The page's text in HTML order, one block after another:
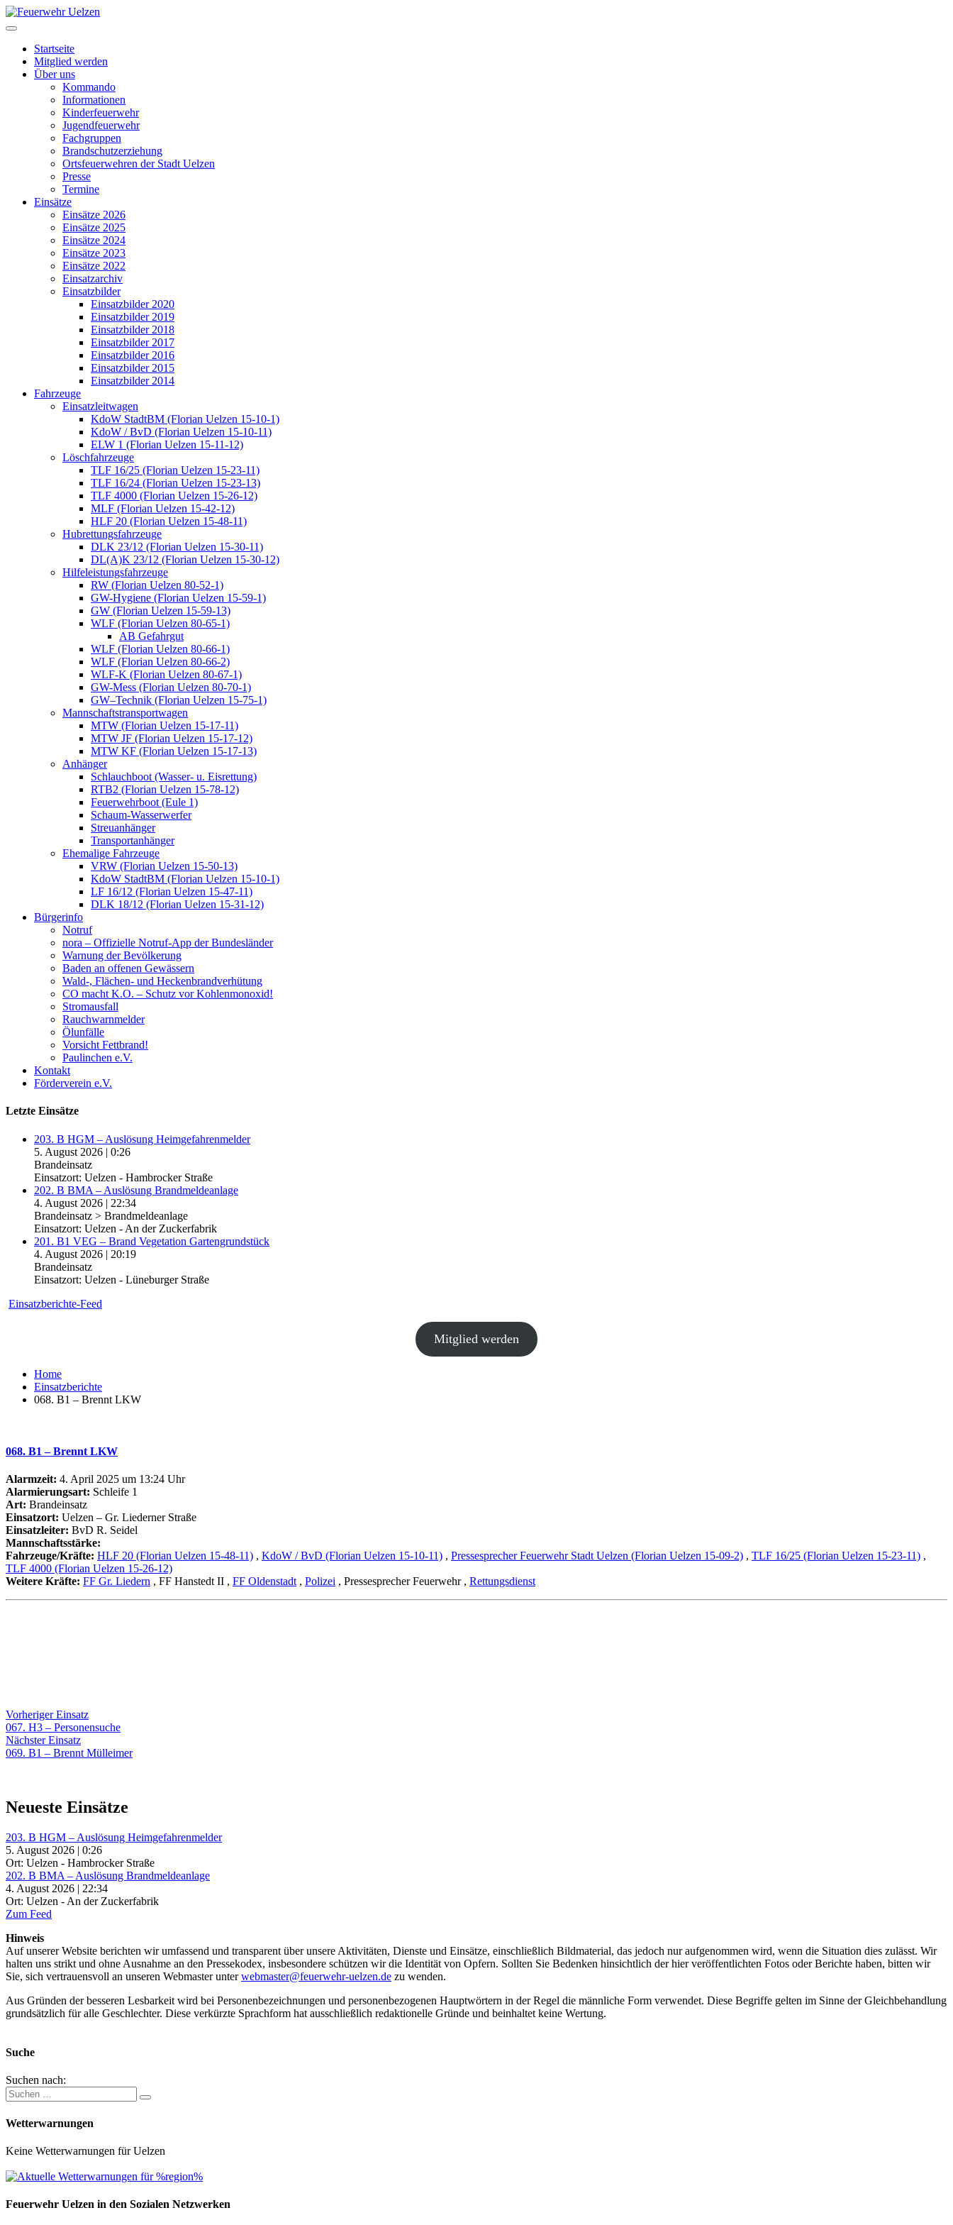
Startseite
Mitglied werden
Über uns
Kommando
Informationen
Kinderfeuerwehr
Jugendfeuerwehr
Fachgruppen
Brandschutzerziehung
Ortsfeuerwehren der Stadt Uelzen
Presse
Termine
Einsätze
Einsätze 2026
Einsätze 2025
Einsätze 2024
Einsätze 2023
Einsätze 2022
Einsatzarchiv
Einsatzbilder
Einsatzbilder 2020
Einsatzbilder 2019
Einsatzbilder 2018
Einsatzbilder 2017
Einsatzbilder 2016
Einsatzbilder 2015
Einsatzbilder 2014
Fahrzeuge
Einsatzleitwagen
KdoW StadtBM (Florian Uelzen 15-10-1)
KdoW / BvD (Florian Uelzen 15-10-11)
ELW 1 (Florian Uelzen 15-11-12)
Löschfahrzeuge
TLF 16/25 (Florian Uelzen 15-23-11)
TLF 16/24 (Florian Uelzen 15-23-13)
TLF 4000 (Florian Uelzen 15-26-12)
MLF (Florian Uelzen 15-42-12)
HLF 20 (Florian Uelzen 15-48-11)
Hubrettungsfahrzeuge
DLK 23/12 (Florian Uelzen 15-30-11)
DL(A)K 23/12 (Florian Uelzen 15-30-12)
Hilfeleistungsfahrzeuge
RW (Florian Uelzen 80-52-1)
GW-Hygiene (Florian Uelzen 15-59-1)
GW (Florian Uelzen 15-59-13)
WLF (Florian Uelzen 80-65-1)
AB Gefahrgut
WLF (Florian Uelzen 80-66-1)
WLF (Florian Uelzen 80-66-2)
WLF-K (Florian Uelzen 80-67-1)
GW-Mess (Florian Uelzen 80-70-1)
GW–Technik (Florian Uelzen 15-75-1)
Mannschaftstransportwagen
MTW (Florian Uelzen 15-17-11)
MTW JF (Florian Uelzen 15-17-12)
MTW KF (Florian Uelzen 15-17-13)
Anhänger
Schlauchboot (Wasser- u. Eisrettung)
RTB2 (Florian Uelzen 15-78-12)
Feuerwehrboot (Eule 1)
Schaum-Wasserwerfer
Streuanhänger
Transportanhänger
Ehemalige Fahrzeuge
VRW (Florian Uelzen 15-50-13)
KdoW StadtBM (Florian Uelzen 15-10-1)
LF 16/12 (Florian Uelzen 15-47-11)
DLK 18/12 (Florian Uelzen 15-31-12)
Bürgerinfo
Notruf
nora – Offizielle Notruf-App der Bundesländer
Warnung der Bevölkerung
Baden an offenen Gewässern
Wald-, Flächen- und Heckenbrandverhütung
CO macht K.O. – Schutz vor Kohlenmonoxid!
Stromausfall
Rauchwarnmelder
Ölunfälle
Vorsicht Fettbrand!
Paulinchen e.V.
Kontakt
Förderverein e.V.
Letzte Einsätze
203. B HGM – Auslösung Heimgefahrenmelder
5. August 2026 | 0:26
Brandeinsatz
Einsatzort: Uelzen - Hambrocker Straße
202. B BMA – Auslösung Brandmeldeanlage
4. August 2026 | 22:34
Brandeinsatz > Brandmeldeanlage
Einsatzort: Uelzen - An der Zuckerfabrik
201. B1 VEG – Brand Vegetation Gartengrundstück
4. August 2026 | 20:19
Brandeinsatz
Einsatzort: Uelzen - Lüneburger Straße
Einsatzberichte-Feed
Mitglied werden
Home
Einsatzberichte
068. B1 – Brennt LKW
068. B1 – Brennt LKW
Alarmzeit: 4. April 2025 um 13:24 Uhr
Alarmierungsart: Schleife 1
Art: Brandeinsatz
Einsatzort: Uelzen – Gr. Liederner Straße
Einsatzleiter: BvD R. Seidel
Mannschaftsstärke:
Fahrzeuge/Kräfte: HLF 20 (Florian Uelzen 15-48-11) , KdoW / BvD (Florian Uelzen 15-10-11) , Pressesprecher Feuerwehr Stadt Uelzen (Florian Uelzen 15-09-2) , TLF 16/25 (Florian Uelzen 15-23-11) ,
TLF 4000 (Florian Uelzen 15-26-12)
Weitere Kräfte: FF Gr. Liedern , FF Hanstedt II , FF Oldenstadt , Polizei , Pressesprecher Feuerwehr , Rettungsdienst
Beitragsnavigation
Vorheriger EinsatzVorheriger
Einsatz:
067. H3 – Personensuche
Nächster EinsatzNächster
Einsatz:
069. B1 – Brennt Mülleimer
Neueste Einsätze
203. B HGM – Auslösung Heimgefahrenmelder
5. August 2026 | 0:26
Ort: Uelzen - Hambrocker Straße
202. B BMA – Auslösung Brandmeldeanlage
4. August 2026 | 22:34
Ort: Uelzen - An der Zuckerfabrik
Zum Feed
Hinweis
Auf unserer Website berichten wir umfassend und transparent über unsere Aktivitäten, Dienste und Einsätze, einschließlich Bildmaterial, das jedoch nur aufgenommen wird, wenn die Situation dies zulässt. Wir
halten uns strikt und ohne Ausnahme an den Pressekodex, insbesondere schützen wir die Identität von Opfern. Sollten Sie Bedenken hinsichtlich der hier veröffentlichten Fotos oder Berichte haben, bitten wir
Sie, sich vertrauensvoll an unseren Webmaster unterwebmaster@feuerwehr-uelzen.de zu wenden.
Aus Gründen der besseren Lesbarkeit wird bei Personenbezeichnungen und personenbezogenen Hauptwörtern in der Regel die männliche Form verwendet. Diese Begriffe gelten im Sinne der Gleichbehandlung
grundsätzlich für alle Geschlechter. Diese verkürzte Sprachform hat ausschließlich redaktionelle Gründe und beinhaltet keine Wertung.
Suche
Suchen nach:
Wetterwarnungen
Keine Wetterwarnungen für Uelzen
Feuerwehr Uelzen in den Sozialen Netzwerken